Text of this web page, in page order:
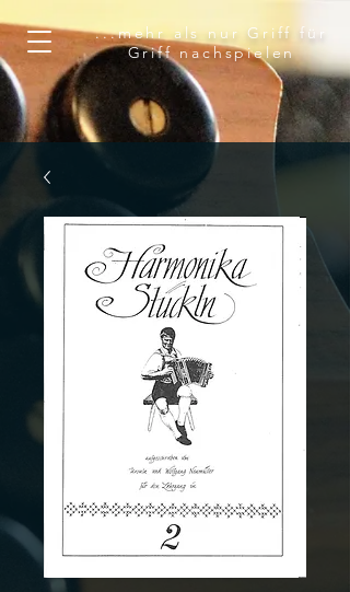
...mehr als nur Griff für
Griff nachspielen